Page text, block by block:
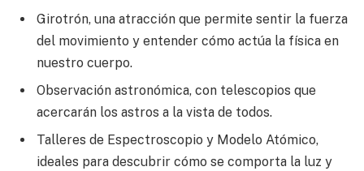
Girotrón, una atracción que permite sentir la fuerza
del movimiento y entender cómo actúa la física en
nuestro cuerpo.
Observación astronómica, con telescopios que
acercarán los astros a la vista de todos.
Talleres de Espectroscopio y Modelo Atómico,
ideales para descubrir cómo se comporta la luz y